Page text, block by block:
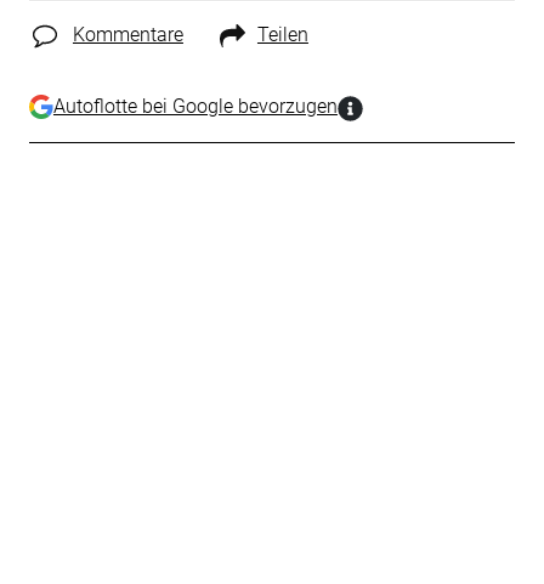
Kommentare Teilen
Autoflotte bei Google bevorzugen